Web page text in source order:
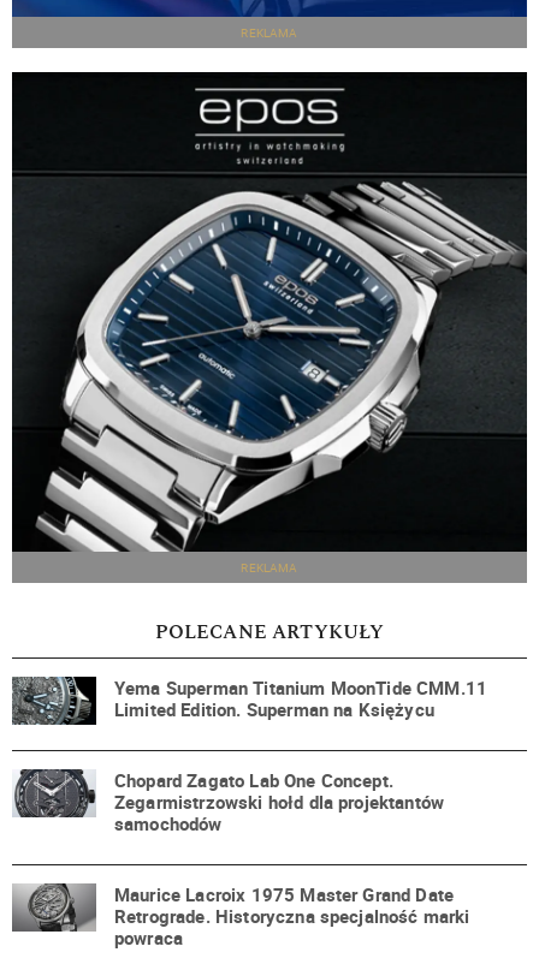
REKLAMA
REKLAMA
POLECANE ARTYKUŁY
Yema Superman Titanium MoonTide CMM.11
Limited Edition. Superman na Księżycu
Chopard Zagato Lab One Concept.
Zegarmistrzowski hołd dla projektantów
samochodów
Maurice Lacroix 1975 Master Grand Date
Retrograde. Historyczna specjalność marki
powraca